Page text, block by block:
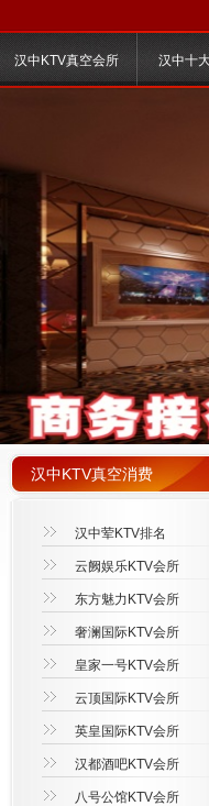
汉中KTV真空会所 汉中十
汉中KTV真空消费
汉中荤KTV排名
云阙娱乐KTV会所
东方魅力KTV会所
奢澜国际KTV会所
皇家一号KTV会所
云顶国际KTV会所
英皇国际KTV会所
汉都酒吧KTV会所
八号公馆KTV会所